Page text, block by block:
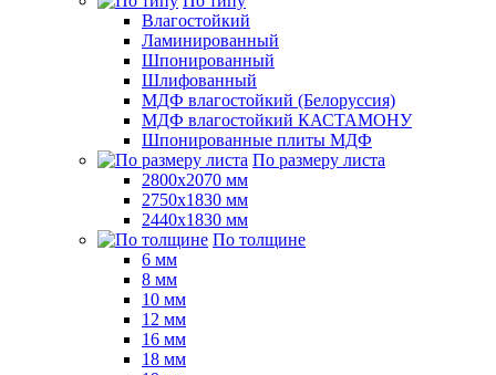
Влагостойкий
Ламинированный
Шпонированный
Шлифованный
МДФ влагостойкий (Белоруссия)
МДФ влагостойкий КАСТАМОНУ
Шпонированные плиты МДФ
По размеру листа
2800х2070 мм
2750х1830 мм
2440х1830 мм
По толщине
6 мм
8 мм
10 мм
12 мм
16 мм
18 мм